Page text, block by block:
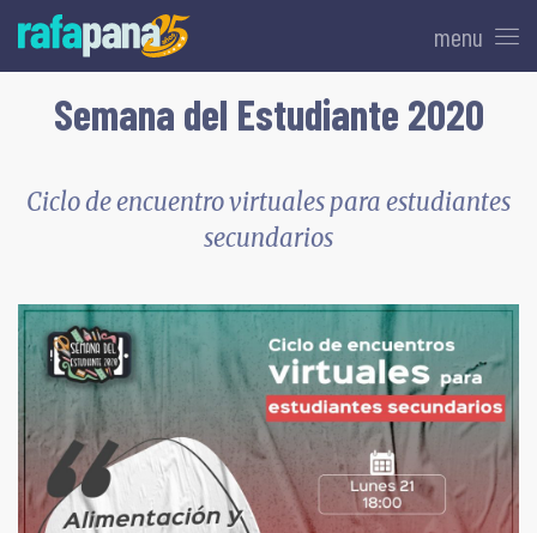
menu
Semana del Estudiante 2020
Ciclo de encuentro virtuales para estudiantes
secundarios